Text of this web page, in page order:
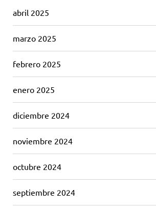
abril 2025
marzo 2025
febrero 2025
enero 2025
diciembre 2024
noviembre 2024
octubre 2024
septiembre 2024